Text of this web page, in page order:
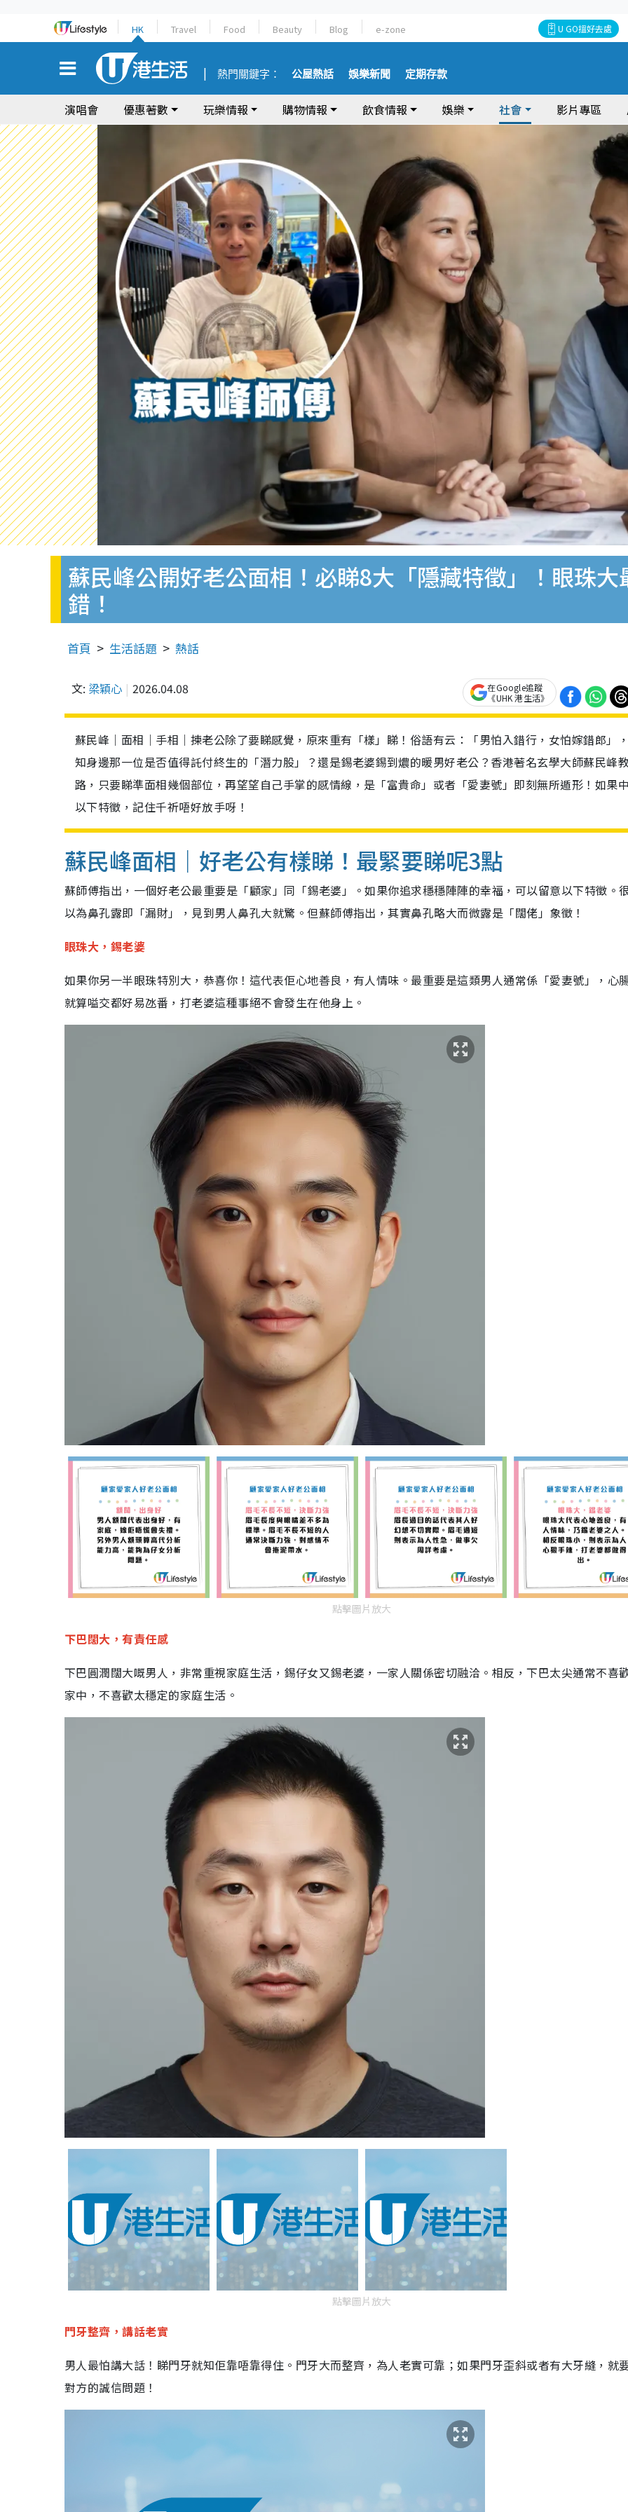
HK Travel Food Beauty Blog e-zone U GO搵好去處
熱門關鍵字： 公屋熱話 娛樂新聞 定期存款
演唱會 優惠著數 玩樂情報 購物情報 飲食情報 娛樂 社會 影片專區
蘇民峰公開好老公面相！必睇8大「隱藏特徵」！眼珠
錯！
首頁 生活話題 熱話
文: 梁穎心 2026.04.08
在Google追蹤
《UHK 港生活》
蘇民峰｜面相｜手相｜揀老公除了要睇感覺，原來重有「樣」睇！俗語有云：「男怕入錯行，女怕嫁錯郎」
知身邊那一位是否值得託付終生的「潛力股」？還是錫老婆錫到燶的暖男好老公？香港著名玄學大師蘇民峰
路，只要睇準面相幾個部位，再望望自己手掌的感情線，是「富貴命」或者「愛妻號」即刻無所遁形！如果
以下特徵，記住千祈唔好放手呀！
蘇民峰面相｜好老公有樣睇！最緊要睇呢3點
蘇師傅指出，一個好老公最重要是「顧家」同「錫老婆」。如果你追求穩穩陣陣的幸福，可以留意以下特徵。
以為鼻孔露即「漏財」，見到男人鼻孔大就驚。但蘇師傅指出，其實鼻孔略大而微露是「闊佬」象徵！
眼珠大，錫老婆
如果你另一半眼珠特別大，恭喜你！這代表佢心地善良，有人情味。最重要是這類男人通常係「愛妻號」，心
就算嗌交都好易氹番，打老婆這種事絕不會發生在他身上。
點擊圖片放大
下巴闊大，有責任感
下巴圓潤闊大嘅男人，非常重視家庭生活，錫仔女又錫老婆，一家人關係密切融洽。相反，下巴太尖通常不喜
家中，不喜歡太穩定的家庭生活。
點擊圖片放大
門牙整齊，講話老實
男人最怕講大話！睇門牙就知佢靠唔靠得住。門牙大而整齊，為人老實可靠；如果門牙歪斜或者有大牙縫，就
對方的誠信問題！